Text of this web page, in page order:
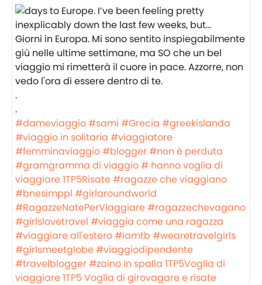
Giorni in Europa. Mi sono sentito inspiegabilmente
giù nelle ultime settimane, ma SO che un bel
viaggio mi rimetterà il cuore in pace. Azzorre, non
vedo l'ora di essere dentro di te.
.
.
#dameviaggio#sami #Grecia #greekislanda
#viaggio in solitaria #viaggiatore
#femminaviaggio#blogger#non è perduta
#gramgramma di viaggio# hanno voglia di
viaggiare1TP5Risate#ragazze che viaggiano
#bnesimppl #girlaroundworld
#RagazzeNatePerViaggiare#ragazzechevagano
#girlslovetravel #viaggia come una ragazza
#viaggiare all'estero#iamtb #wearetravelgirls
#girlsmeetglobe#viaggiodipendente
#travelblogger#zaino in spalla 1TP5Voglia di
viaggiare1TP5 Voglia di girovagare e risate